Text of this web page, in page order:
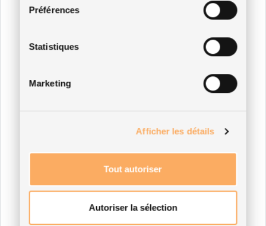
Préférences
Statistiques
Marketing
Afficher les détails
Tout autoriser
Autoriser la sélection